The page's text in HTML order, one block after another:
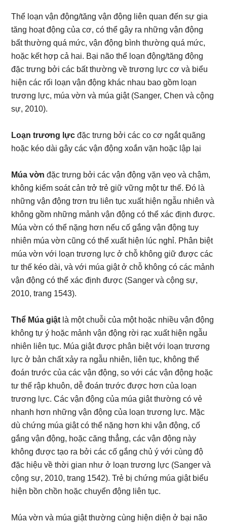
Thể loạn vận động/tăng vận động liên quan đến sự gia
tăng hoạt động của cơ, có thể gây ra những vận động
bất thường quá mức, vận động bình thường quá mức,
hoặc kết hợp cả hai. Bại não thể loạn động/tăng động
đặc trưng bởi các bất thường về trương lực cơ và biểu
hiện các rối loạn vận động khác nhau bao gồm loạn
trương lực, múa vờn và múa giật (Sanger, Chen và cộng
sự, 2010).
Loạn trương lựcđặc trưng bởi các co cơ ngắt quãng
hoặc kéo dài gây các vận động xoắn vặn hoặc lập lại
Múa vờnđặc trưng bởi các vận động vặn vẹo và chậm,
không kiểm soát cản trở trẻ giữ vững một tư thế. Đó là
những vận động trơn tru liên tục xuất hiện ngẫu nhiên và
không gồm những mảnh vận động có thể xác định được.
Múa vờn có thể nặng hơn nếu cố gắng vận động tuy
nhiên múa vờn cũng có thể xuất hiện lúc nghỉ. Phân biệt
múa vờn với loạn trương lực ở chỗ không giữ được các
tư thế kéo dài, và với múa giật ở chỗ không có các mảnh
vận động có thể xác định được (Sanger và cộng sự,
2010, trang 1543).
Thể Múa giật là một chuỗi của một hoặc nhiều vận động
không tự ý hoặc mảnh vận động rời rạc xuất hiện ngẫu
nhiên liên tục. Múa giật được phân biệt với loạn trương
lực ở bản chất xảy ra ngẫu nhiên, liên tục, không thể
đoán trước của các vận động, so với các vận động hoặc
tư thế rập khuôn, dễ đoán trước được hơn của loạn
trương lực. Các vận động của múa giật thường có vẻ
nhanh hơn những vận động của loạn trương lực. Mặc
dù chứng múa giật có thể nặng hơn khi vận động, cố
gắng vận động, hoặc căng thẳng, các vận động này
không được tạo ra bởi các cố gắng chủ ý với cùng độ
đặc hiệu về thời gian như ở loạn trương lực (Sanger và
cộng sự, 2010, trang 1542). Trẻ bị chứng múa giật biểu
hiện bồn chồn hoặc chuyển động liên tục.
Múa vờn và múa giật thường cùng hiện diện ở bại não